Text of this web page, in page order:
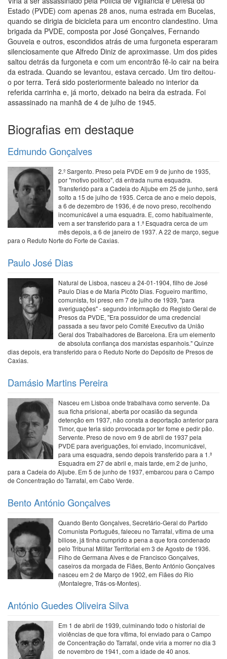
Estado (PVDE) com apenas 28 anos, numa estrada em Bucelas,
quando se dirigia de bicicleta para um encontro clandestino. Uma
brigada da PVDE, composta por José Gonçalves, Fernando
Gouveia e outros, escondidos atrás de uma furgoneta esperaram
silenciosamente que Alfredo Diniz de aproximasse. Um dos pides
saltou detrás da furgoneta e com um encontrão fê-lo cair na beira
da estrada. Quando se levantou, estava cercado. Um tiro deitou-
o por terra. Terá sido posteriormente baleado no interior da
referida carrinha e, já morto, deixado na beira da estrada. Foi
assassinado na manhã de 4 de julho de 1945.
Biografias em destaque
Edmundo Gonçalves
2.º Sargento. Preso pela PVDE em 9 de junho de 1935,
por "motivo político", dá entrada numa esquadra.
Transferido para a Cadeia do Aljube em 25 de junho, será
solto a 15 de julho de 1935. Cerca de ano e meio depois,
a 6 de dezembro de 1936, é de novo preso, recolhendo
incomunicável a uma esquadra. E, como habitualmente,
vem a ser transferido para a 1.ª Esquadra cerca de um
mês depois, a 6 de janeiro de 1937. A 22 de março, segue
para o Reduto Norte do Forte de Caxias.
Paulo José Dias
Natural de Lisboa, nasceu a 24-01-1904, filho de José
Paulo Dias e de Maria Picôto Dias. Fogueiro marítimo,
comunista, foi preso em 7 de julho de 1939, "para
averiguações" - segundo informação do Registo Geral de
Presos da PVDE, "Era possuidor de uma credencial
passada a seu favor pelo Comité Executivo da União
Geral dos Trabalhadores de Barcelona. Era um elemento
de absoluta confiança dos marxistas espanhois." Quinze
dias depois, era transferido para o Reduto Norte do Depósito de Presos de
Caxias.
Damásio Martins Pereira
Nasceu em Lisboa onde trabalhava como servente. Da
sua ficha prisional, aberta por ocasião da segunda
detenção em 1937, não consta a deportação anterior para
Timor, que teria sido provocada por ter fome e pedir pão.
Servente. Preso de novo em 9 de abril de 1937 pela
PVDE para averiguações, foi enviado, incomunicável,
para uma esquadra, sendo depois transferido para a 1.ª
Esquadra em 27 de abril e, mais tarde, em 2 de junho,
para a Cadeia do Aljube. Em 5 de junho de 1937, embarcou para o Campo
de Concentração do Tarrafal, em Cabo Verde.
Bento António Gonçalves
Quando Bento Gonçalves, Secretário-Geral do Partido
Comunista Português, faleceu no Tarrafal, vítima de uma
biliose, já tinha cumprido a pena a que fora condenado
pelo Tribunal Militar Territorial em 3 de Agosto de 1936.
Filho de Germana Alves e de Francisco Gonçalves,
caseiros da morgada de Fiães, Bento António Gonçalves
nasceu em 2 de Março de 1902, em Fiães do Rio
(Montalegre, Trás-os-Montes).
António Guedes Oliveira Silva
Em 1 de abril de 1939, culminando todo o historial de
violências de que fora vítima, foi enviado para o Campo
de Concentração do Tarrafal, onde viria a morrer no dia 3
de novembro de 1941, com a idade de 40 anos.